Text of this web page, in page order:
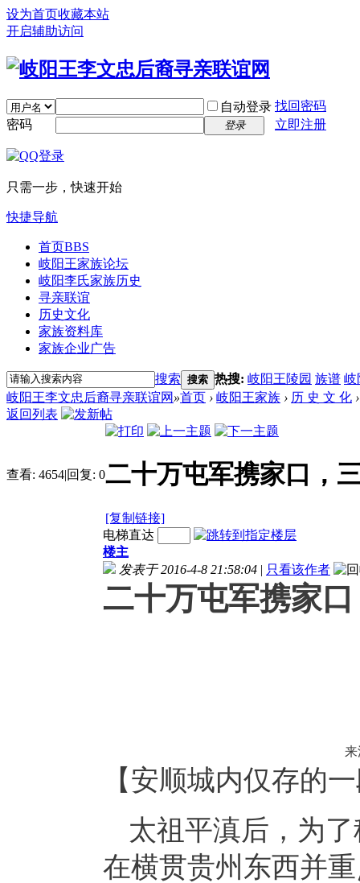
设为首页收藏本站
开启辅助访问
自动登录 找回密码
密码
登录 立即注册
只需一步，快速开始
快捷导航
首页BBS
岐阳王家族论坛
岐阳李氏家族历史
寻亲联谊
历史文化
家族资料库
家族企业广告
搜索 搜索 热搜: 岐阳王陵园 族谱 岐
岐阳王李文忠后裔寻亲联谊网 »首页 › 岐阳王家族 › 历 史 文 化 ›
返回列表
查看: 4654|回复: 0二十万屯军携家口，
[复制链接]
电梯直达
楼主
发表于 2016-4-8 21:58:04 | 只看该作者
二十万屯军携家
来
【安顺城内仅存的
太祖平滇后，为
在横贯贵州东西并